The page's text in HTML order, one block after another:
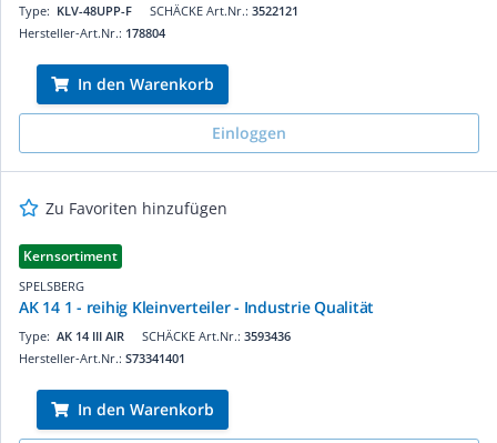
SCHÄCKE Art.Nr.: 3522121
Type: KLV-48UPP-F
Hersteller-Art.Nr.: 178804
In den Warenkorb
Einloggen
Zu Favoriten hinzufügen
Kernsortiment
SPELSBERG
AK 14 1 - reihig Kleinverteiler - Industrie Qualität
SCHÄCKE Art.Nr.: 3593436
Type: AK 14 III AIR
Hersteller-Art.Nr.: S73341401
In den Warenkorb